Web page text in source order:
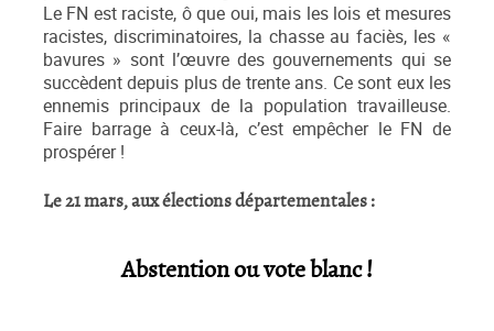
Le FN est raciste, ô que oui, mais les lois et mesures
racistes, discriminatoires, la chasse au faciès, les «
bavures » sont l’œuvre des gouvernements qui se
succèdent depuis plus de trente ans. Ce sont eux les
ennemis principaux de la population travailleuse.
Faire barrage à ceux-là, c’est empêcher le FN de
prospérer !
Le 21 mars, aux élections départementales :
Abstention ou vote blanc !